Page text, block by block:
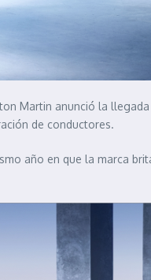
Martin anunció la
de conductores.
año en que la marca